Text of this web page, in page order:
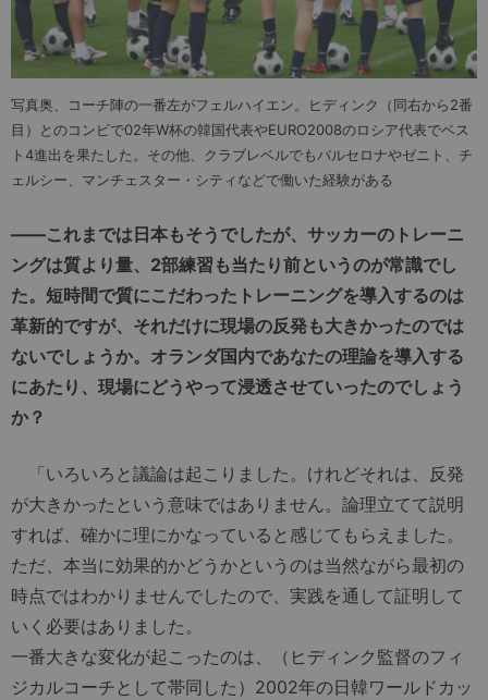
写真奥、コーチ陣の一番左がフェルハイエン。ヒディンク（同右から2番
目）とのコンビで02年W杯の韓国代表やEURO2008のロシア代表でベス
ト4進出を果たした。その他、クラブレベルでもバルセロナやゼニト、チ
ェルシー、マンチェスター・シティなどで働いた経験がある
――これまでは日本もそうでしたが、サッカーのトレーニ
ングは質より量、2部練習も当たり前というのが常識でし
た。短時間で質にこだわったトレーニングを導入するのは
革新的ですが、それだけに現場の反発も大きかったのでは
ないでしょうか。オランダ国内であなたの理論を導入する
にあたり、現場にどうやって浸透させていったのでしょう
か？
「いろいろと議論は起こりました。けれどそれは、反発
が大きかったという意味ではありません。論理立てて説明
すれば、確かに理にかなっていると感じてもらえました。
ただ、本当に効果的かどうかというのは当然ながら最初の
時点ではわかりませんでしたので、実践を通して証明して
いく必要はありました。
一番大きな変化が起こったのは、（ヒディンク監督のフィ
ジカルコーチとして帯同した）2002年の日韓ワールドカッ